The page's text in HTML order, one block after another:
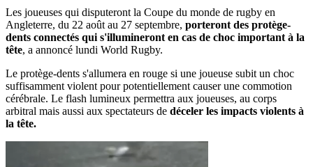
Les joueuses qui disputeront la Coupe du monde de rugby en
Angleterre, du 22 août au 27 septembre, porteront des protège-
dents connectés qui s'illumineront en cas de choc important à la
tête, a annoncé lundi World Rugby.
Le protège-dents s'allumera en rouge si une joueuse subit un choc
suffisamment violent pour potentiellement causer une commotion
cérébrale. Le flash lumineux permettra aux joueuses, au corps
arbitral mais aussi aux spectateurs de déceler les impacts violents à
la tête.